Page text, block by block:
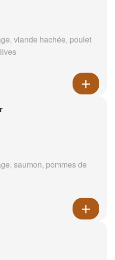
viande hachée, poulet
saumon, pommes de